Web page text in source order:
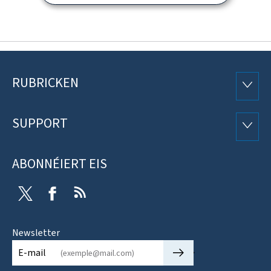
Fousszeil
RUBRICKEN
SUPPORT
ABONNÉIERT EIS
Twitter Facebook
Newsletter
E-mail
🡒